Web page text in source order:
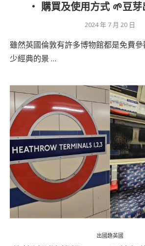
‧ 購買及使用方式 🌱豆芽
2024 年 7 月 20 日
雖然英國倫敦有許多博物館都是免費
少經典的景 …
出國趣英國